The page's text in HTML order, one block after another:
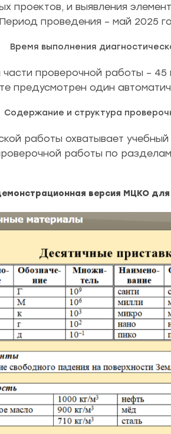
проектов, и выявления
проведения – май 2025
Время выполнения
проверочной работы – 45
предусмотрен один
Содержание и структура
работы охватывает
работы по
версия МЦКО для